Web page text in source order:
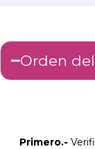
Orden
Primero.-